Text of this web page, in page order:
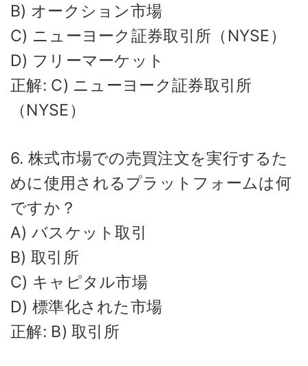
B) オークション市場
C) ニューヨーク証券取引所（NYSE）
D) フリーマーケット
正解: C) ニューヨーク証券取引所
（NYSE）
6. 株式市場での売買注文を実行するた
めに使用されるプラットフォームは何
ですか？
A) バスケット取引
B) 取引所
C) キャピタル市場
D) 標準化された市場
正解: B) 取引所